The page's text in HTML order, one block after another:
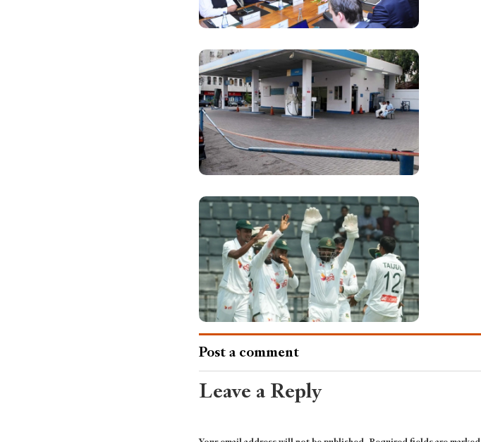
Post a comment
Leave a Reply